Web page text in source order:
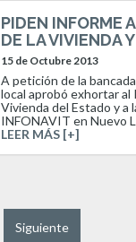
PIDEN INFORME
DE LA VIVIENDA
15 de Octubre 2013
A petición de la
local aprobó exhortar
Vivienda del Estado y a
INFONAVIT en Nuevo
LEER MÁS [+]
Siguiente